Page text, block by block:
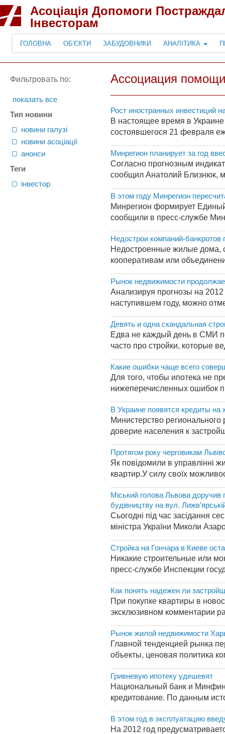
Асоціація Допомоги
Інвесторам
ГОЛОВНА ОБ'ЄКТИ ЗАБУДОВНИКИ АНАЛІТИКА
Фильтровать по:
показать все
Тип новини
новини галузі
новини асоціації
анонси
Теги
інвестор
Ассоциация
Рост иностранных инвестиций
В настоящее время в
состоявшегося 21 февраля
Минрегион планирует за год
Согласно прогнозным
сообщил Анатолий Близнюк,
В этом году Минрегион
Минрегион формирует
сообщили в пресс-службе
Недострои компаний-
Недостроенные жилые дома,
кооперативам или
Рынок недвижимости
Анализируя прогнозы на
наступившем году, можно
Девять и одна скандальная
Едва не каждый день в СМИ
часто про стройки, которые
Какие ошибки чаще всего
Для того, чтобы ипотека не
нижеперечисленных ошибок
В Украине появятся кредиты
Министерство
доверие населения к
Протягом року черговикам
Як повідомили в управлінні
квартир.У силу своїх
Міський голова Львова доручив
будівництву на вул.
Сьогодні під час засідання
міністра України Миколи
Стройка на Гончара в Киеве
Никакие строительные или
пресс-службе Инспекции
Как понять надежен ли
При покупке квартиры в
эксклюзивном комментарии
Рынок жилой недвижимости
Главной тенденцией рынка
объекты, ценовая политика
Гривневую ипотеку удешевят
Национальный банк и Минфин
кредитование. По данным
В этом год в эксплуатацию
На 2012 год